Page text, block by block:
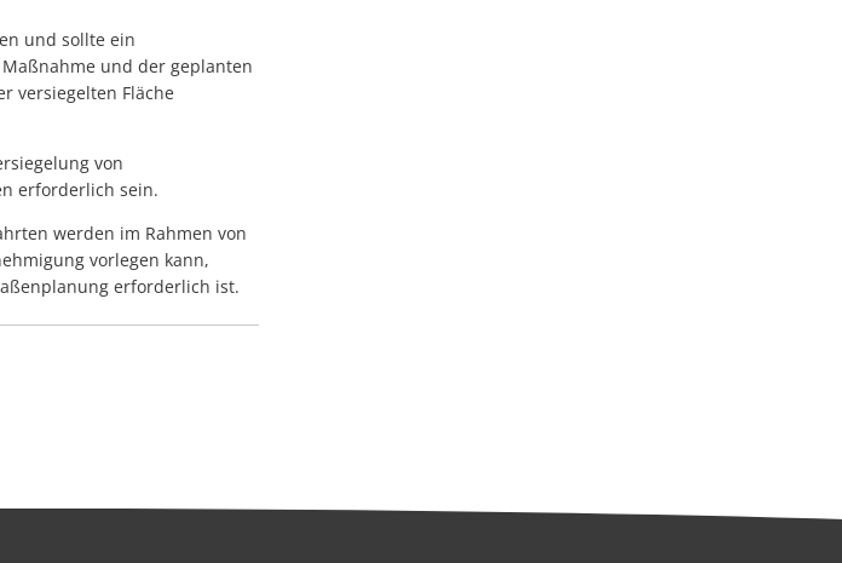
und sollte ein
und der geplanten
versiegelten Fläche
von
erforderlich sein.
werden im Rahmen von
vorlegen kann,
erforderlich ist.